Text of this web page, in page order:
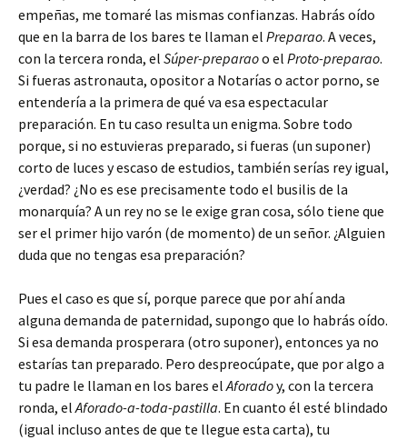
empeñas, me tomaré las mismas confianzas. Habrás oído
que en la barra de los bares te llaman el Preparao. A veces,
con la tercera ronda, el Súper-preparaoo el Proto-preparao.
Si fueras astronauta, opositor a Notarías o actor porno, se
entendería a la primera de qué va esa espectacular
preparación. En tu caso resulta un enigma. Sobre todo
porque, si no estuvieras preparado, si fueras (un suponer)
corto de luces y escaso de estudios, también serías rey igual,
¿verdad? ¿No es ese precisamente todo el busilis de la
monarquía? A un rey no se le exige gran cosa, sólo tiene que
ser el primer hijo varón (de momento) de un señor. ¿Alguien
duda que no tengas esa preparación?
Pues el caso es que sí, porque parece que por ahí anda
alguna demanda de paternidad, supongo que lo habrás oído.
Si esa demanda prosperara (otro suponer), entonces ya no
estarías tan preparado. Pero despreocúpate, que por algo a
tu padre le llaman en los bares elAforadoy, con la tercera
ronda, elAforado-a-toda-pastilla. En cuanto él esté blindado
(igual incluso antes de que te llegue esta carta), tu